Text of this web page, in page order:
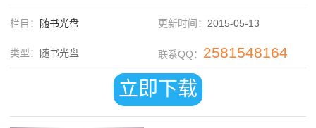
栏目： 随书光盘 更新时间： 2015-05-13
类型： 随书光盘 联系QQ： 2581548164
立即下载